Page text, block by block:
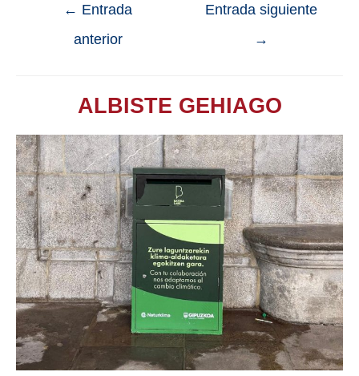
← Entrada
anterior
Entrada siguiente
→
ALBISTE GEHIAGO